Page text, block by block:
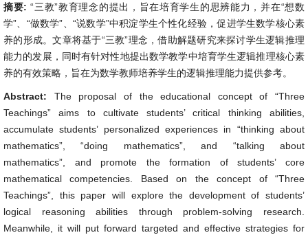
摘要:“三教”教育理念的提出，旨在培育学生的思辨能力，并在“想数
学”、“做数学”、“说数学”中积淀学生个性化经验，促进学生数学核心素
养的形成。文章将基于“三教”理念，借助解题研究来探讨学生逻辑推理
能力的发展，同时有针对性地提出数学教学中培育学生逻辑推理核心素
养的有效策略，旨在为数学教师培养学生的逻辑推理能力提供参考。
Abstract: The proposal of the educational concept of “Three
Teachings” aims to cultivate students’ critical thinking abilities,
accumulate students’ personalized experiences in “thinking about
mathematics”, “doing mathematics”, and “talking about
mathematics”, and promote the formation of students’ core
mathematical competencies. Based on the concept of “Three
Teachings”, this paper will explore the development of students’
logical reasoning abilities through problem-solving research.
Meanwhile, it will put forward targeted and effective strategies for